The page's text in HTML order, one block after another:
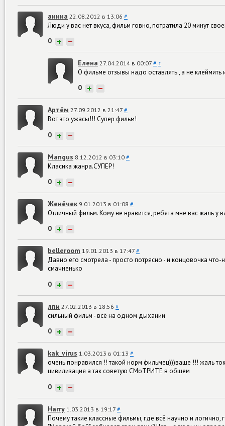
аннна 22.08.2012 в 13:06 #
Люди у вас нет вкуса, фильм говно, потратила 20 минут
0 + −
Елена 27.04.2014 в 00:07 # ↑
О фильме отзывы надо оставлять , а не
0 + −
Артём 27.09.2012 в 21:47 #
Вот это ужасы!!! Супер фильм!
0 + −
Mangus 8.12.2012 в 03:10 #
Класика жанра.СУПЕР!
0 + −
Женёчек 9.01.2013 в 01:08 #
Отличный фильм. Кому не нравится, ребята мне вас жаль у
0 + −
belleroom 19.01.2013 в 17:47 #
Давно его смотрела - просто потрясно - и концовочка
смачненько
0 + −
лпи 27.02.2013 в 18:56 #
сильный фильм - всё на одном дыхании
0 + −
kak_virus 1.03.2013 в 01:13 #
очень понравился !! такой норм фильмец)))ваще !!! жаль
цивилизация а так советую СМоТРИТЕ в общем
0 + −
Harry 1.03.2013 в 19:17 #
Почему такие классные фильмы, где всё научно и